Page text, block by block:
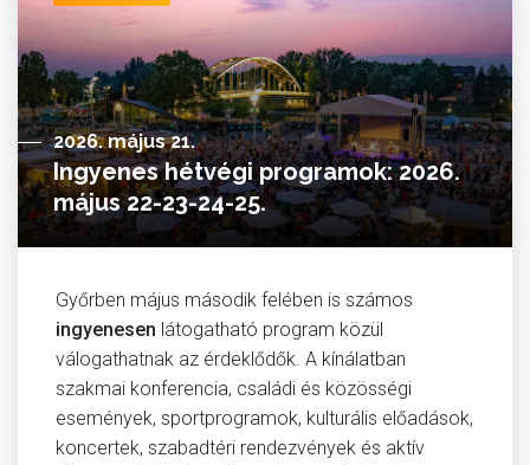
2026. május 21.
Ingyenes hétvégi programok: 2026.
május 22-23-24-25.
Győrben május második felében is számos
ingyenesen látogatható program közül
válogathatnak az érdeklődők. A kínálatban
szakmai konferencia, családi és közösségi
események, sportprogramok, kulturális előadások,
koncertek, szabadtéri rendezvények és aktív